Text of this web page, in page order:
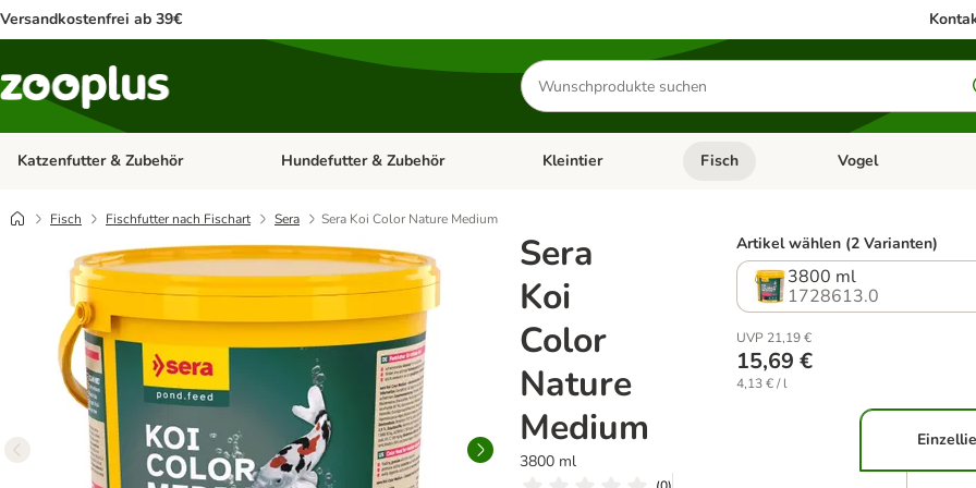
Versandkostenfrei ab 39€
Produkte
suchen
Katzenfutter & Zubehör Kategorie-Menü öffnen: Katzenfutter & Zubehör
Hundefutter & Zubehör Kategorie-Menü öffnen: Hundefutter & Zubehör
Kleintier Kategorie-Menü öffnen: Kleintier
Fisch Kategorie-Menü
Vogel
Fisch Fischfutter nach Fischart Sera Sera Koi Color Nature Medium
Sera
Koi
Color
Nature
Medium
3800 ml
Artikel wählen (2 Varianten)
3800 ml
1728613.0
UVP 21,19 €
15,69 €
4,13 € / l